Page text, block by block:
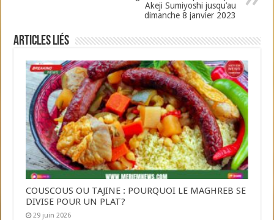
Akeji Sumiyoshi jusqu’au
dimanche 8 janvier 2023
Articles liés
COUSCOUS OU TAJINE : POURQUOI LE MAGHREB SE
DIVISE POUR UN PLAT?
29 juin 2026